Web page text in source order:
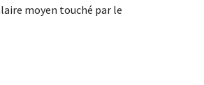
moyen touché par le